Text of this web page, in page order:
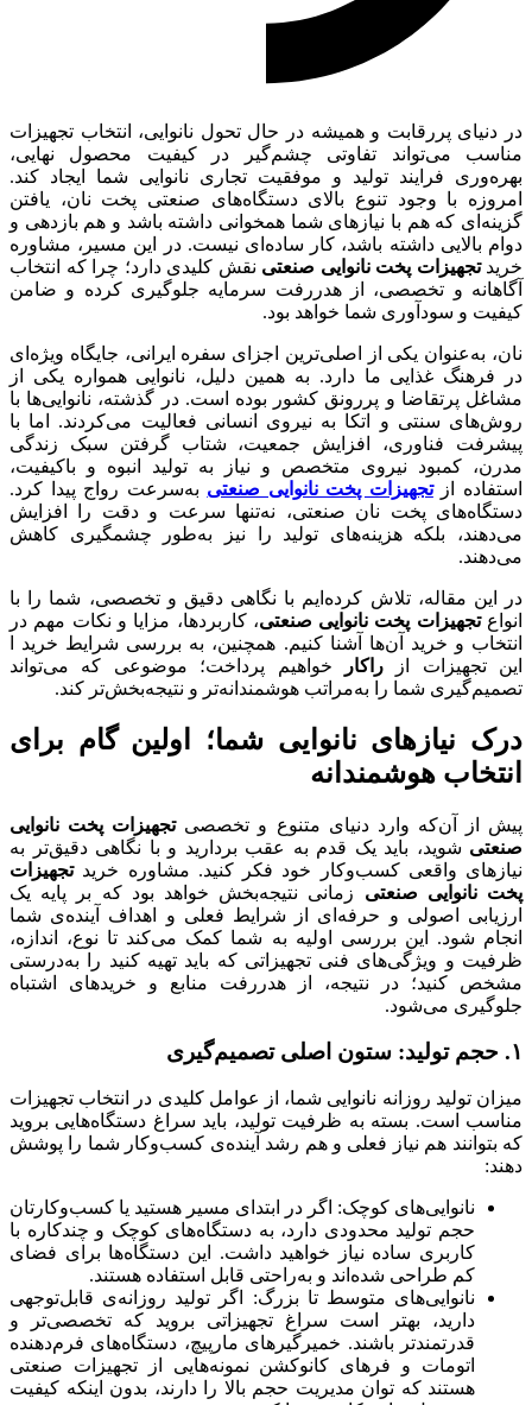
در دنیای پررقابت و همیشه در حال تحول نانوایی، انتخاب تجهیزات
مناسب می‌تواند تفاوتی چشم‌گیر در کیفیت محصول نهایی،
بهره‌وری فرایند تولید و موفقیت تجاری نانوایی شما ایجاد کند.
امروزه با وجود تنوع بالای دستگاه‌های صنعتی پخت نان، یافتن
گزینه‌ای که هم با نیازهای شما همخوانی داشته باشد و هم بازدهی و
دوام بالایی داشته باشد، کار ساده‌ای نیست. در این مسیر، مشاوره
خریدتجهیزات پخت نانوایی صنعتی نقش کلیدی دارد؛ چرا که انتخاب
آگاهانه و تخصصی، از هدررفت سرمایه جلوگیری کرده و ضامن
کیفیت و سودآوری شما خواهد بود.
نان، به‌عنوان یکی از اصلی‌ترین اجزای سفره ایرانی، جایگاه ویژه‌ای
در فرهنگ غذایی ما دارد. به همین دلیل، نانوایی همواره یکی از
مشاغل پرتقاضا و پررونق کشور بوده‌ است. در گذشته، نانوایی‌ها با
روش‌های سنتی و اتکا به نیروی انسانی فعالیت می‌کردند. اما با
پیشرفت فناوری، افزایش جمعیت، شتاب‌ گرفتن سبک زندگی
مدرن، کمبود نیروی متخصص و نیاز به تولید انبوه و باکیفیت،
استفاده ازتجهیزات پخت نانوایی صنعتی به‌سرعت رواج پیدا کرد.
دستگاه‌های پخت نان صنعتی، نه‌تنها سرعت و دقت را افزایش
می‌دهند، بلکه هزینه‌های تولید را نیز به‌طور چشمگیری کاهش
می‌دهند.
در این مقاله، تلاش کرده‌ایم با نگاهی دقیق و تخصصی، شما را با
انواعتجهیزات پخت نانوایی صنعتی، کاربردها، مزایا و نکات مهم در
انتخاب و خرید آن‌ها آشنا کنیم. همچنین، به بررسی شرایط خرید ا
این تجهیزات ازراکار
خواهیم پرداخت؛ موضوعی که می‌تواند
تصمیم‌گیری شما را به‌مراتب هوشمندانه‌تر و نتیجه‌بخش‌تر کند.
درک نیازهای نانوایی شما؛ اولین گام برای
انتخاب هوشمندانه
پیش از آن‌که وارد دنیای متنوع و تخصصیتجهیزات پخت نانوایی
صنعتی شوید، باید یک قدم به عقب بردارید و با نگاهی دقیق‌تر به
نیازهای واقعی کسب‌وکار خود فکر کنید. مشاوره خریدتجهیزات
پخت نانوایی صنعتی زمانی نتیجه‌بخش خواهد بود که بر پایه یک
ارزیابی اصولی و حرفه‌ای از شرایط فعلی و اهداف آینده‌ی شما
انجام شود. این بررسی اولیه به شما کمک می‌کند تا نوع، اندازه،
ظرفیت و ویژگی‌های فنی تجهیزاتی که باید تهیه کنید را به‌درستی
مشخص کنید؛ در نتیجه، از هدررفت منابع و خریدهای اشتباه
جلوگیری می‌شود.
۱. حجم تولید: ستون اصلی تصمیم‌گیری
میزان تولید روزانه نانوایی شما، از عوامل کلیدی در انتخاب تجهیزات
مناسب است. بسته به ظرفیت تولید، باید سراغ دستگاه‌هایی بروید
که بتوانند هم نیاز فعلی و هم رشد آینده‌ی کسب‌وکار شما را پوشش
دهند:
نانوایی‌های کوچک: اگر در ابتدای مسیر هستید یا کسب‌وکارتان
حجم تولید محدودی دارد، به دستگاه‌های کوچک و چندکاره با
کاربری ساده نیاز خواهید داشت. این دستگاه‌ها برای فضای
کم طراحی شده‌اند و به‌راحتی قابل استفاده هستند.
نانوایی‌های متوسط تا بزرگ: اگر تولید روزانه‌ی قابل‌توجهی
دارید، بهتر است سراغ تجهیزاتی بروید که تخصصی‌تر و
قدرتمندتر باشند. خمیرگیرهای مارپیچ، دستگاه‌های فرم‌دهنده
اتومات و فرهای کانوکشن نمونه‌هایی از تجهیزات صنعتی
هستند که توان مدیریت حجم بالا را دارند، بدون اینکه کیفیت